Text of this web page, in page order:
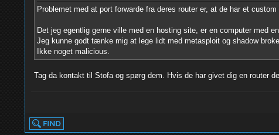
Problemet med at port forwarde fra deres router er, at de har et
Det jeg egentlig gerne ville med en hosting site, er en computer med
Jeg kunne godt tænke mig at lege lidt med metasploit og shadow
Ikke noget malicious.
Tag da kontakt til Stofa og spørg dem. Hvis de har givet dig en router